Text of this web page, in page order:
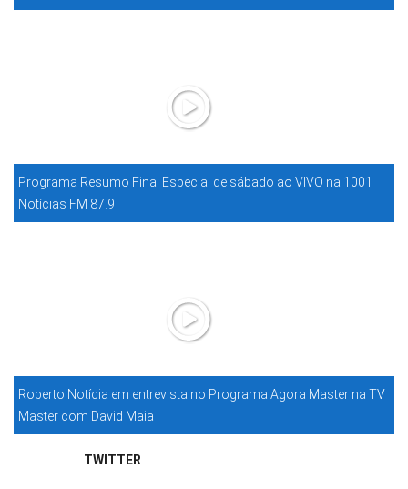
Programa Resumo Final Especial de sábado ao VIVO na 1001
Notícias FM 87.9
Roberto Notícia em entrevista no Programa Agora Master na TV
Master com David Maia
TWITTER